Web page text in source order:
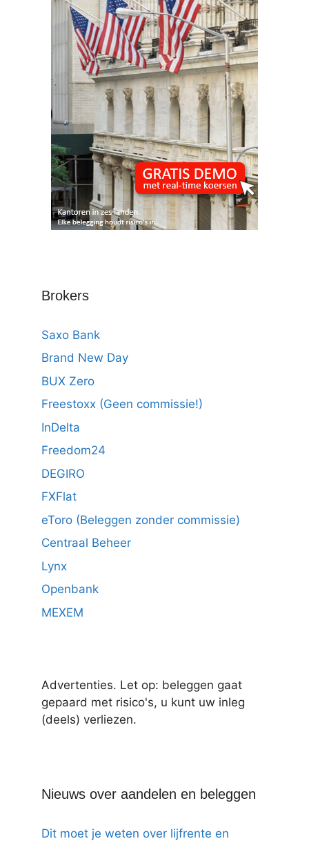
Brokers
Saxo Bank
Brand New Day
BUX Zero
Freestoxx (Geen commissie!)
InDelta
Freedom24
DEGIRO
FXFlat
eToro (Beleggen zonder commissie)
Centraal Beheer
Lynx
Openbank
MEXEM
Advertenties. Let op: beleggen gaat
gepaard met risico's, u kunt uw inleg
(deels) verliezen.
Nieuws over aandelen en beleggen
Dit moet je weten over lijfrente en